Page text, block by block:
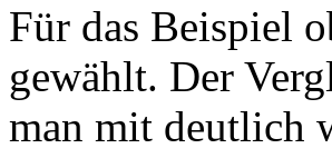
Für das Beispiel
gewählt. Der
man mit deutlich